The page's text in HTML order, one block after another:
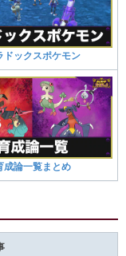
ドックスポケモン
成論一覧まとめ